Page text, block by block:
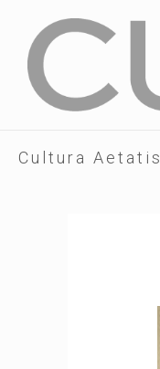
Cultura Aetatis